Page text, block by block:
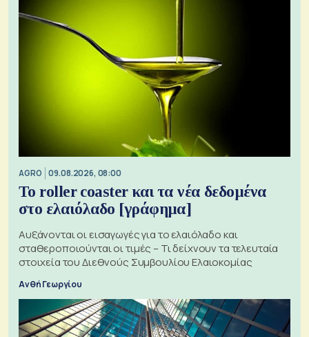
AGRO 09.08.2026, 08:00
Το roller coaster και τα νέα δεδομένα
στο ελαιόλαδο [γράφημα]
Αυξάνονται οι εισαγωγές για το ελαιόλαδο και
σταθεροποιούνται οι τιμές – Τι δείχνουν τα τελευταία
στοιχεία του Διεθνούς Συμβουλίου Ελαιοκομίας
Ανθή Γεωργίου